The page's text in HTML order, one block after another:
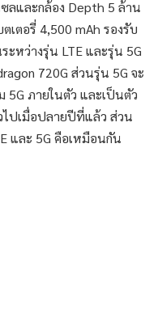
ลและกล้อง Depth 5 ล้าน
ตอรี่ 4,500 mAh รองรับ
ะหว่างรุ่น LTE และรุ่น 5G
720G ส่วนรุ่น 5G จะ
5G ภายในตัว และเป็นตัว
ไปเมื่อปลายปีที่แล้ว ส่วน
และ 5G คือเหมือนกัน